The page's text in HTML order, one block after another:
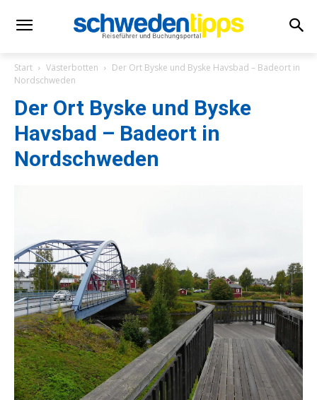
Start Västerbotten
Der Ort Byske und Byske Havsbad – Badeort in
Nordschweden
Der Ort Byske und Byske
Havsbad – Badeort in
Nordschweden